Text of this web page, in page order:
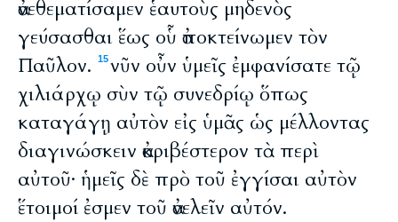
ἀνεθεματίσαμεν ἑαυτοὺς μηδενὸς
γεύσασθαι ἕως οὗ ἀποκτείνωμεν τὸν
Παῦλον.
15νῦν οὖν ὑμεῖς ἐμφανίσατε τῷ
χιλιάρχῳ σὺν τῷ συνεδρίῳ ὅπως
καταγάγῃ αὐτὸν εἰς ὑμᾶς ὡς μέλλοντας
διαγινώσκειν ἀκριβέστερον τὰ περὶ
αὐτοῦ· ἡμεῖς δὲ πρὸ τοῦ ἐγγίσαι αὐτὸν
ἕτοιμοί ἐσμεν τοῦ ἀνελεῖν αὐτόν.